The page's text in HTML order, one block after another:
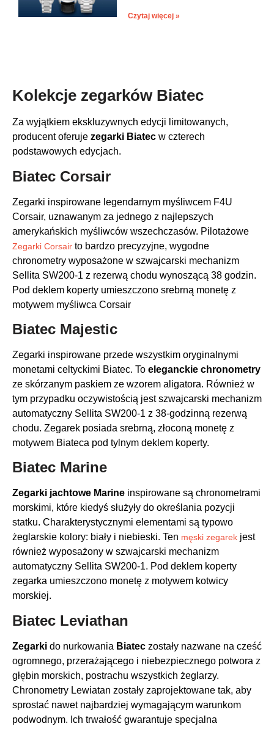
Czytaj więcej »
Kolekcje zegarków Biatec
Za wyjątkiem ekskluzywnych edycji limitowanych,
producent oferuje zegarki Biatec w czterech
podstawowych edycjach.
Biatec Corsair
Zegarki inspirowane legendarnym myśliwcem F4U
Corsair, uznawanym za jednego z najlepszych
amerykańskich myśliwców wszechczasów. Pilotażowe
Zegarki Corsair to bardzo precyzyjne, wygodne
chronometry wyposażone w szwajcarski mechanizm
Sellita SW200-1 z rezerwą chodu wynoszącą 38 godzin.
Pod deklem koperty umieszczono srebrną monetę z
motywem myśliwca Corsair
Biatec Majestic
Zegarki inspirowane przede wszystkim oryginalnymi
monetami celtyckimi Biatec. To eleganckie chronometry
ze skórzanym paskiem ze wzorem aligatora. Również w
tym przypadku oczywistością jest szwajcarski mechanizm
automatyczny Sellita SW200-1 z 38-godzinną rezerwą
chodu. Zegarek posiada srebrną, złoconą monetę z
motywem Biateca pod tylnym deklem koperty.
Biatec Marine
Zegarki jachtowe Marine inspirowane są chronometrami
morskimi, które kiedyś służyły do ​​określania pozycji
statku. Charakterystycznymi elementami są typowo
żeglarskie kolory: biały i niebieski. Ten męski zegarek jest
również wyposażony w szwajcarski mechanizm
automatyczny Sellita SW200-1. Pod deklem koperty
zegarka umieszczono monetę z motywem kotwicy
morskiej.
Biatec Leviathan
Zegarki do nurkowania Biatec zostały nazwane na cześć
ogromnego, przerażającego i niebezpiecznego potwora z
głębin morskich, postrachu wszystkich żeglarzy.
Chronometry Lewiatan zostały zaprojektowane tak, aby
sprostać nawet najbardziej wymagającym warunkom
podwodnym. Ich trwałość gwarantuje specjalna